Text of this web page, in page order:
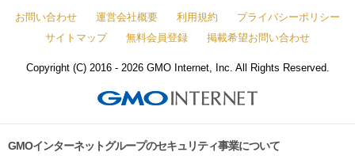
お問い合わせ 運営会社概要 利用規約
プライバシーポリシー
サイトマップ
無料会員登録 掲載希望お問い合わせ
Copyright (C) 2016 - 2026 GMO Internet, Inc. All Rights Reserved.
GMOインターネットグループのセキュリティ事業について